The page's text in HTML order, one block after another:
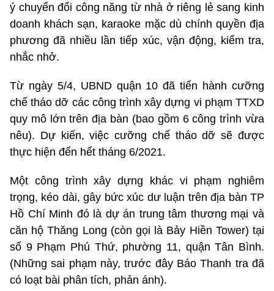
ý chuyển đổi công năng từ nhà ở riêng lẻ sang kinh
doanh khách sạn, karaoke mặc dù chính quyền địa
phương đã nhiều lần tiếp xúc, vận động, kiểm tra,
nhắc nhở.
Từ ngày 5/4, UBND quận 10 đã tiến hành cưỡng
chế tháo dỡ các công trình xây dựng vi phạm TTXD
quy mô lớn trên địa bàn (bao gồm 6 công trình vừa
nêu). Dự kiến, việc cưỡng chế tháo dỡ sẽ được
thực hiện đến hết tháng 6/2021.
Một công trình xây dựng khác vi phạm nghiêm
trọng, kéo dài, gây bức xúc dư luận trên địa bàn TP
Hồ Chí Minh đó là dự án trung tâm thương mại và
căn hộ Thăng Long (còn gọi là Bảy Hiền Tower) tại
số 9 Phạm Phú Thứ, phường 11, quận Tân Bình.
(Những sai phạm này, trước đây Báo Thanh tra đã
có loạt bài phân tích, phản ánh).